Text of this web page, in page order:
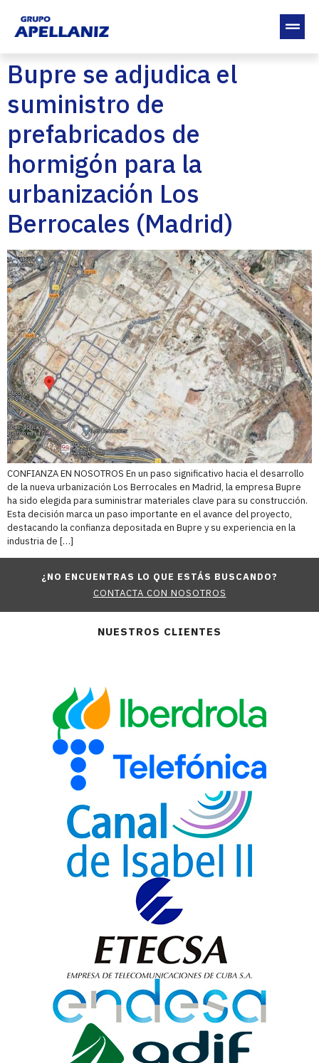
Bupre se adjudica el
suministro de
prefabricados de
hormigón para la
urbanización Los
Berrocales (Madrid)
CONFIANZA EN NOSOTROS En un paso significativo hacia el desarrollo
de la nueva urbanización Los Berrocales en Madrid, la empresa Bupre
ha sido elegida para suministrar materiales clave para su construcción.
Esta decisión marca un paso importante en el avance del proyecto,
destacando la confianza depositada en Bupre y su experiencia en la
industria de […]
¿NO ENCUENTRAS LO QUE ESTÁS BUSCANDO?
CONTACTA CON NOSOTROS
NUESTROS CLIENTES